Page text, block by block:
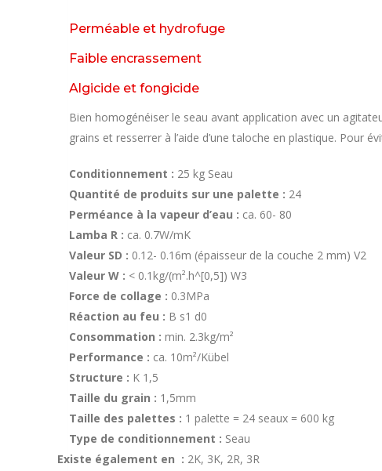
Perméable et hydrofuge
Faible encrassement
Algicide et fongicide
Bien homogénéiser le seau avant application avec un
grains et resserrer à l’aide d’une taloche en plastique. Pour
Conditionnement : 25 kg Seau
Quantité de produits sur une palette : 24
Perméance à la vapeur d’eau : ca. 60- 80
Lamba R : ca. 0.7W/mK
Valeur SD : 0.12- 0.16m (épaisseur de la couche 2 mm) V2
Valeur W : < 0.1kg/(m².h^[0,5]) W3
Force de collage : 0.3MPa
Réaction au feu : B s1 d0
Consommation : min. 2.3kg/m²
Performance : ca. 10m²/Kübel
Structure : K 1,5
Taille du grain : 1,5mm
Taille des palettes : 1 palette = 24 seaux = 600 kg
Type de conditionnement : Seau
Existe également en : 2K, 3K, 2R, 3R